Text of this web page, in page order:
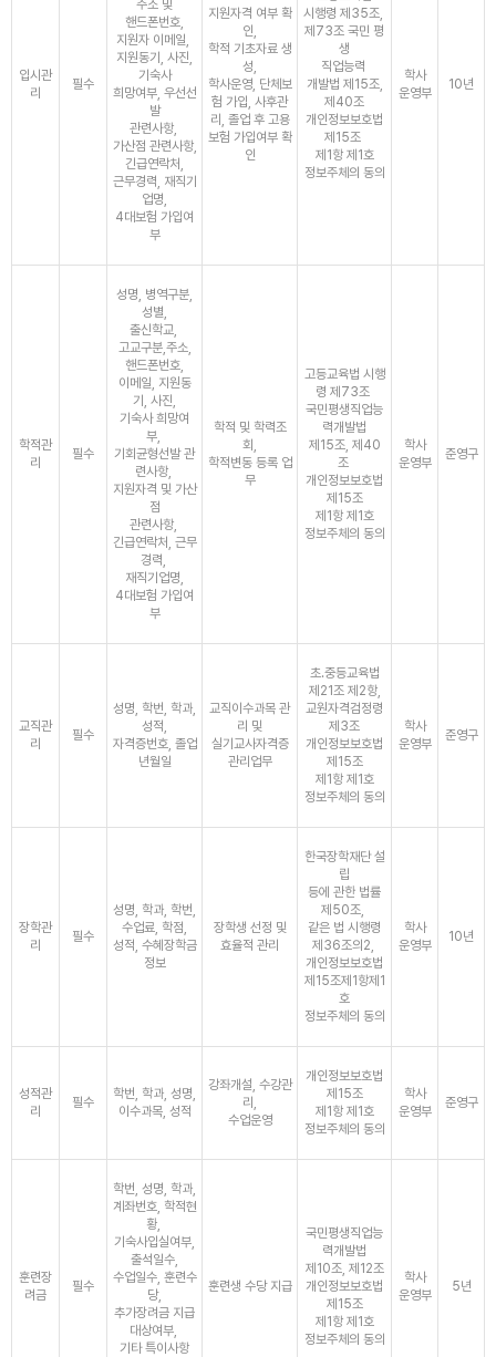
입시관
리
필수
주소 및
핸드폰번호,
지원자 이메일,
지원동기, 사진,
기숙사
희망여부, 우선선
발
관련사항,
가산점 관련사항,
긴급연락처,
근무경력, 재직기
업명,
4대보험 가입여
부
지원자격 여부 확
인,
학적 기초자료 생
성,
학사운영, 단체보
험 가입, 사후관
리, 졸업 후 고용
보험 가입여부 확
인
시행령 제35조,
제73조 국민 평
생
직업능력
개발법 제15조,
제40조
개인정보보호법
제15조
제1항 제1호
정보주체의 동의
학사
운영부
10년
학적관
리
필수
성명, 병역구분,
성별,
출신학교,
고교구분,주소,
핸드폰번호,
이메일, 지원동
기, 사진,
기숙사 희망여
부,
기회균형선발 관
련사항,
지원자격 및 가산
점
관련사항,
긴급연락처, 근무
경력,
재직기업명,
4대보험 가입여
부
학적 및 학력조
회,
학적변동 등록 업
무
고등교육법 시행
령 제73조
국민평생직업능
력개발법
제15조, 제40
조
개인정보보호법
제15조
제1항 제1호
정보주체의 동의
학사
운영부
준영구
교직관
리
필수
성명, 학번, 학과,
성적,
자격증번호, 졸업
년월일
교직이수과목 관
리 및
실기교사자격증
관리업무
초․중등교육법
제21조 제2항,
교원자격검정령
제3조
개인정보보호법
제15조
제1항 제1호
정보주체의 동의
학사
운영부
준영구
장학관
리
필수
성명, 학과, 학번,
수업료, 학점,
성적, 수혜장학금
정보
장학생 선정 및
효율적 관리
한국장학재단 설
립
등에 관한 법률
제50조,
같은 법 시행령
제36조의2,
개인정보보호법
제15조제1항제1
호
정보주체의 동의
학사
운영부
10년
성적관
리
필수
학번, 학과, 성명,
이수과목, 성적
강좌개설, 수강관
리,
수업운영
개인정보보호법
제15조
제1항 제1호
정보주체의 동의
학사
운영부
준영구
훈련장
려금
필수
학번, 성명, 학과,
계좌번호, 학적현
황,
기숙사입실여부,
출석일수,
수업일수, 훈련수
당,
추가장려금 지급
대상여부,
기타 특이사항
훈련생 수당 지급
국민평생직업능
력개발법
제10조, 제12조
개인정보보호법
제15조
제1항 제1호
정보주체의 동의
학사
운영부
5년